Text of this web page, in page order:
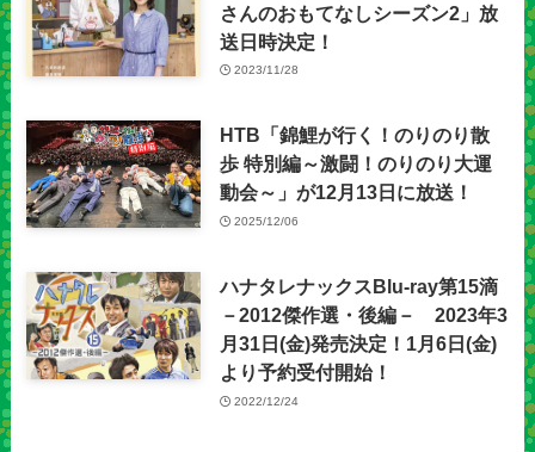
さんのおもてなしシーズン2」放
送日時決定！
2023/11/28
HTB「錦鯉が行く！のりのり散
歩 特別編～激闘！のりのり大運
動会～」が12月13日に放送！
2025/12/06
ハナタレナックスBlu-ray第15滴
－2012傑作選・後編－ 2023年3
月31日(金)発売決定！1月6日(金)
より予約受付開始！
2022/12/24